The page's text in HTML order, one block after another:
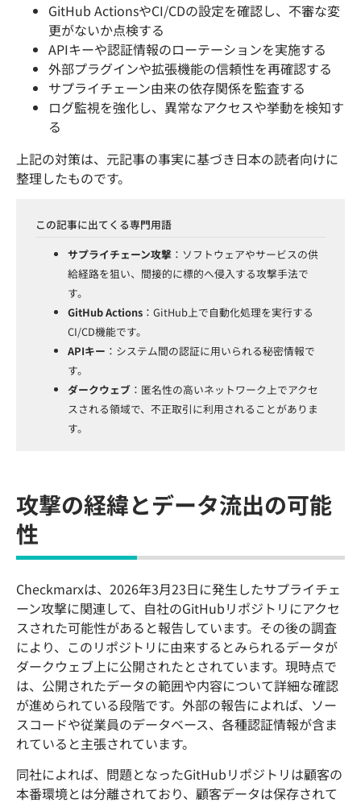
GitHub ActionsやCI/CDの設定を確認し、不審な変
更がないか点検する
APIキーや認証情報のローテーションを実施する
外部プラグインや拡張機能の信頼性を再確認する
サプライチェーン由来の依存関係を監査する
ログ監視を強化し、異常なアクセスや挙動を検知す
る
上記の対策は、元記事の事実に基づき日本の読者向けに
整理したものです。
この記事に出てくる専門用語
サプライチェーン攻撃 ：ソフトウェアやサービスの供
給経路を狙い、間接的に標的へ侵入する攻撃手法で
す。
GitHub Actions ：GitHub上で自動化処理を実行する
CI/CD機能です。
APIキー ：システム間の認証に用いられる秘密情報で
す。
ダークウェブ ：匿名性の高いネットワーク上でアクセ
スされる領域で、不正取引に利用されることがありま
す。
攻撃の経緯とデータ流出の可能
性
Checkmarxは、2026年3月23日に発生したサプライチェ
ーン攻撃に関連して、自社のGitHubリポジトリにアクセ
スされた可能性があると報告しています。その後の調査
により、このリポジトリに由来するとみられるデータが
ダークウェブ上に公開されたとされています。現時点で
は、公開されたデータの範囲や内容について詳細な確認
が進められている段階です。外部の報告によれば、ソー
スコードや従業員のデータベース、各種認証情報が含ま
れていると主張されています。
同社によれば、問題となったGitHubリポジトリは顧客の
本番環境とは分離されており、顧客データは保存されて